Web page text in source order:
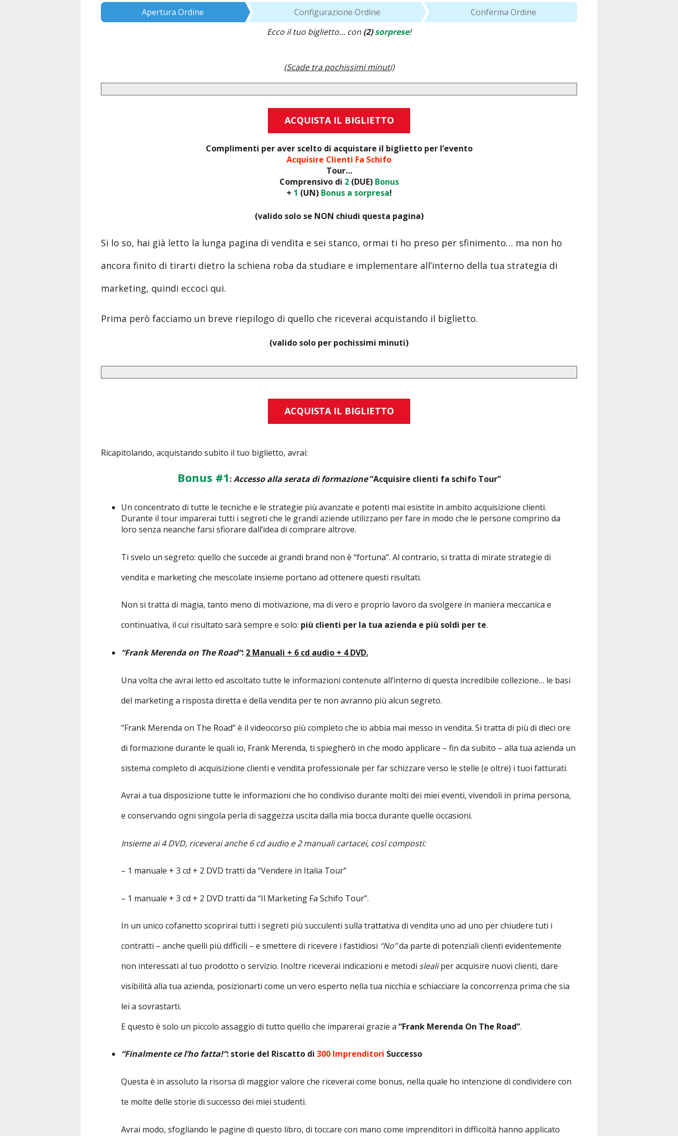
Apertura Ordine Configurazione Ordine
Conferma Ordine
Ecco il tuo biglietto… con (2)sorprese!
(Scade tra pochissimi minuti)
ACQUISTA IL BIGLIETTO
Complimenti per aver scelto di acquistare il biglietto per l’evento
Acquisire Clienti Fa Schifo
Tour…
Comprensivo di 2(DUE) Bonus
+ 1 (UN) Bonus a sorpresa!
(valido solo se NON chiudi questa pagina)
Si lo so, hai già letto la lunga pagina di vendita e sei stanco, ormai ti ho preso per sfinimento… ma non ho
ancora finito di tirarti dietro la schiena roba da studiare e implementare all’interno della tua strategia di
marketing, quindi eccoci qui.
Prima però facciamo un breve riepilogo di quello che riceverai acquistando il biglietto.
(valido solo per pochissimi minuti)
ACQUISTA IL BIGLIETTO
Ricapitolando, acquistando subito il tuo biglietto, avrai:
Bonus #1:Accesso alla serata di formazione“Acquisire clienti fa schifo Tour”
Un concentrato di tutte le tecniche e le strategie più avanzate e potenti mai esistite in ambito acquisizione clienti.
Durante il tour imparerai tutti i segreti che le grandi aziende utilizzano per fare in modo che le persone comprino da
loro senza neanche farsi sfiorare dall’idea di comprare altrove.
Ti svelo un segreto: quello che succede ai grandi brand non è “fortuna”. Al contrario, si tratta di mirate strategie di
vendita e marketing che mescolate insieme portano ad ottenere questi risultati.
Non si tratta di magia, tanto meno di motivazione, ma di vero e proprio lavoro da svolgere in maniera meccanica e
continuativa, il cui risultato sarà sempre e solo: più clienti per la tua azienda e più soldi per te.
“Frank Merenda on The Road”: 2 Manuali + 6 cd audio + 4 DVD.
Una volta che avrai letto ed ascoltato tutte le informazioni contenute all’interno di questa incredibile collezione… le basi
del marketing a risposta diretta e della vendita per te non avranno più alcun segreto.
“Frank Merenda on The Road” è il videocorso più completo che io abbia mai messo in vendita. Si tratta di più di dieci ore
di formazione durante le quali io, Frank Merenda, ti spiegherò in che modo applicare – fin da subito – alla tua azienda un
sistema completo di acquisizione clienti e vendita professionale per far schizzare verso le stelle (e oltre) i tuoi fatturati.
Avrai a tua disposizione tutte le informazioni che ho condiviso durante molti dei miei eventi, vivendoli in prima persona,
e conservando ogni singola perla di saggezza uscita dalla mia bocca durante quelle occasioni.
Insieme ai 4 DVD, riceverai anche 6 cd audio e 2 manuali cartacei, così composti:
– 1 manuale + 3 cd + 2 DVD tratti da “Vendere in Italia Tour”
– 1 manuale + 3 cd + 2 DVD tratti da “Il Marketing Fa Schifo Tour”.
In un unico cofanetto scoprirai tutti i segreti più succulenti sulla trattativa di vendita uno ad uno per chiudere tuti i
contratti – anche quelli più difficili – e smettere di ricevere i fastidiosi “No”da parte di potenziali clienti evidentemente
non interessati al tuo prodotto o servizio. Inoltre riceverai indicazioni e metodi slealiper acquisire nuovi clienti, dare
visibilità alla tua azienda, posizionarti come un vero esperto nella tua nicchia e schiacciare la concorrenza prima che sia
lei a sovrastarti.
E questo è solo un piccolo assaggio di tutto quello che imparerai grazie a “Frank Merenda On The Road”.
“Finalmente ce l’ho fatta!”: storie del Riscatto di 300 Imprenditori Successo
Questa è in assoluto la risorsa di maggior valore che riceverai come bonus, nella quale ho intenzione di condividere con
te molte delle storie di successo dei miei studenti.
Avrai modo, sfogliando le pagine di questo libro, di toccare con mano come imprenditori in difficoltà hanno applicato